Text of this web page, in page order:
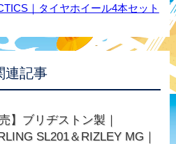
｜タイヤホイール4本セット
連記事
】ブリヂストン製｜
SL201＆RIZLEY MG｜